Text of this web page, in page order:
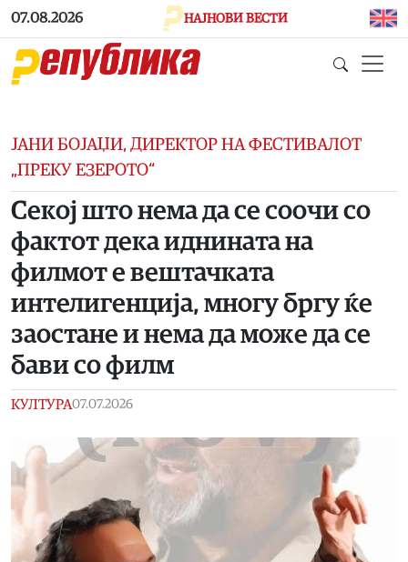
Skip to main content
07.08.2026 НАЈНОВИ ВЕСТИ
ЈАНИ БОЈАЏИ, ДИРЕКТОР НА ФЕСТИВАЛОТ
„ПРЕКУ ЕЗЕРОТО“
Секој што нема да се соочи со
фактот дека иднината на
филмот е вештачката
интелигенција, многу бргу ќе
заостане и нема да може да се
бави со филм
КУЛТУРА07.07.2026